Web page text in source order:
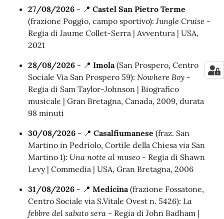
27/08/2026 - 📍 Castel San Pietro Terme
(frazione Poggio, campo sportivo): Jungle Cruise -
Regia di Jaume Collet-Serra | Avventura | USA,
2021
28/08/2026 - 📍 Imola(San Prospero, Centro
Sociale Via San Prospero 59): Nowhere Boy -
Regia di Sam Taylor-Johnson | Biografico
musicale | Gran Bretagna, Canada, 2009, durata
98 minuti
30/08/2026 - 📍 Casalfiumanese (fraz. San
Martino in Pedriolo, Cortile della Chiesa via San
Martino 1): Una notte al museo - Regia di Shawn
Levy | Commedia | USA, Gran Bretagna, 2006
31/08/2026 - 📍 Medicina(frazione Fossatone,
Centro Sociale via S.Vitale Ovest n. 5426): La
febbre del sabato sera - Regia di John Badham |